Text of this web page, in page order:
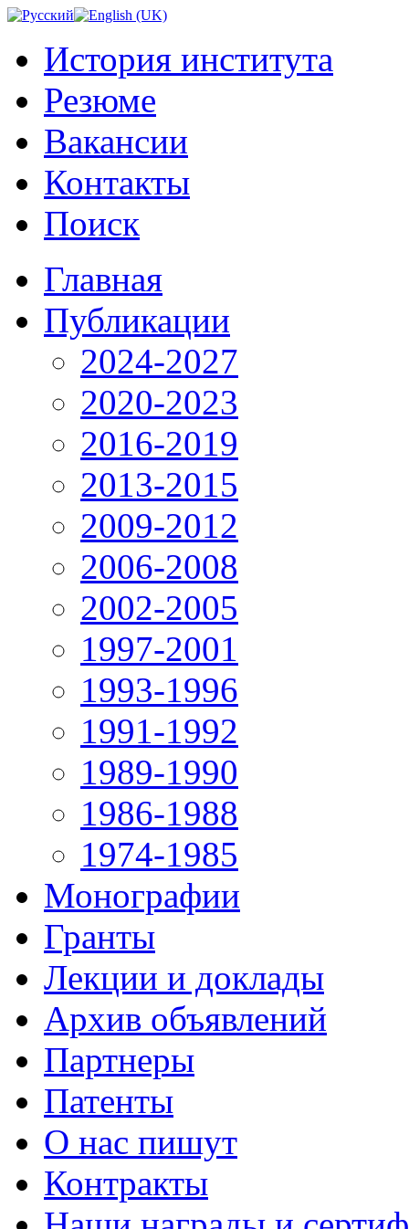
История института
Резюме
Вакансии
Контакты
Поиск
Главная
Публикации
2024-2027
2020-2023
2016-2019
2013-2015
2009-2012
2006-2008
2002-2005
1997-2001
1993-1996
1991-1992
1989-1990
1986-1988
1974-1985
Монографии
Гранты
Лекции и доклады
Архив объявлений
Партнеры
Патенты
О нас пишут
Контракты